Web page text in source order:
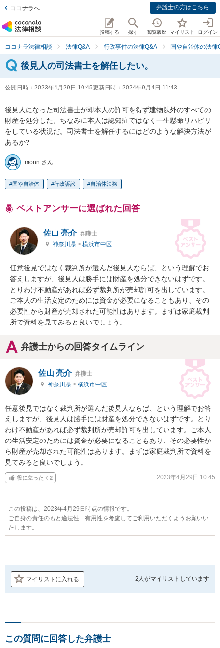
ココナラへ 弁護士の方はこちら
投稿する 探す 閲覧履歴 マイリスト ログイン
ココナラ法律相談 法律Q&A 行政事件の法律Q&A 国や自治体の法律
後見人の司法書士を解任したい。
公開日時： 2023年4月29日 10:45更新日時： 2024年9月4日 11:43
後見人になった司法書士が即本人の許可を得ず建物以外のすべての
財産を処分した。ちなみに本人は認知症ではなく一生懸命リハビリ
をしている状況だ。司法書士を解任するにはどのような解決方法が
あるか?
monn さん
国や自治体 行政訴訟 自治体法務
ベストアンサーに選ばれた回答
佐山 亮介 弁護士
神奈川県 > 横浜市中区
任意後見ではなく裁判所が選んだ後見人ならば、という理解でお
答えしますが、後見人は勝手には財産を処分できないはずです。
とりわけ不動産があれば必ず裁判所が売却許可を出しています。
ご本人の生活安定のためには資金が必要になることもあり、その
必要性から財産が売却された可能性はあります。まずは家庭裁判
所で資料を見てみると良いでしょう。
弁護士からの回答タイムライン
佐山 亮介 弁護士
神奈川県 > 横浜市中区
任意後見ではなく裁判所が選んだ後見人ならば、という理解でお答
えしますが、後見人は勝手には財産を処分できないはずです。とり
わけ不動産があれば必ず裁判所が売却許可を出しています。ご本人
の生活安定のためには資金が必要になることもあり、その必要性か
ら財産が売却された可能性はあります。まずは家庭裁判所で資料を
見てみると良いでしょう。
役に立った 2 2023年4月29日 10:45
この投稿は、2023年4月29日時点の情報です。
ご自身の責任のもと適法性・有用性を考慮してご利用いただくようお願いい
たします。
マイリストに入れる 2人がマイリストしています
この質問に回答した弁護士